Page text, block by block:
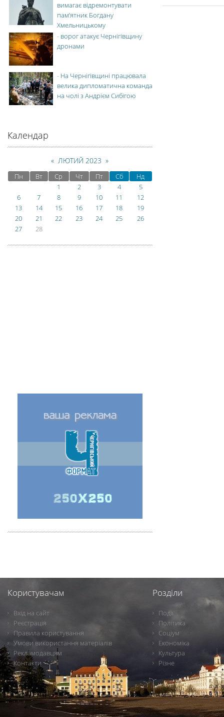
вимагає відремонтувати
пам’ятник Богдану
Хмельницькому
- ворог атакує Чернігівщину
дронами
- На Чернігівщині працювала
велика дипломатична команда
на чолі з Андрієм Сибігою
Календар
« ЛЮТИЙ 2023 »
Пн Вт Ср Чт Пт Сб
Нд
1
2 3 4
5
6
7 8 9 10 11
12
13
14 15 16 17 18
19
20
21 22 23 24 25
26
27
28
Користувачам
Вхід на сайт
Реєстрація
Правила користування
Умови використання матеріалів
Рекламодавцям
Контакти
Розділи
Події
Політика
Соціум
Економіка
Культура
Різне